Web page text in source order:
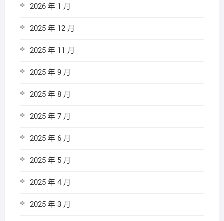
2026 年 1 月
2025 年 12 月
2025 年 11 月
2025 年 9 月
2025 年 8 月
2025 年 7 月
2025 年 6 月
2025 年 5 月
2025 年 4 月
2025 年 3 月